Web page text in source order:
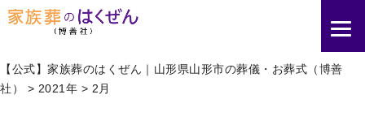
【公式】家族葬のはくぜん｜山形県山形市の葬儀・お葬式（博善
社）
> 2021年 > 2月